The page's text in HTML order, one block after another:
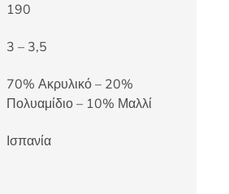
190
3 – 3,5
70% Ακρυλικό – 20%
Πολυαμίδιο – 10% Μαλλί
Ισπανία